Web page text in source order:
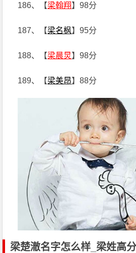
186、【梁翰翔】98分
187、【梁名枫】95分
188、【梁晨炅】98分
189、【梁美昂】88分
梁楚澈名字怎么样_梁姓高